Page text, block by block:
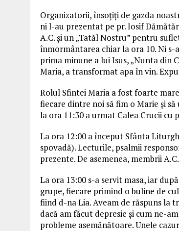
Organizatorii, însoțiți de gazda
ni l-au prezentat pe pr. Iosif
A.C. și un „Tatăl Nostru” pentru
înmormântarea chiar la ora 10. Ni
prima minune a lui Isus, „Nunta din
Maria, a transformat apa în vin.
Rolul Sfintei Maria a fost foarte
fiecare dintre noi să fim o Marie și
la ora 11:30 a urmat Calea Crucii cu
La ora 12:00 a început Sfânta
spovadă). Lecturile, psalmii
prezente. De asemenea, membrii
La ora 13:00 s-a servit masa, iar
grupe, fiecare primind o buline de
fiind d-na Lia. Aveam de răspuns la
dacă am făcut depresie și cum ne-
probleme asemănătoare. Unele